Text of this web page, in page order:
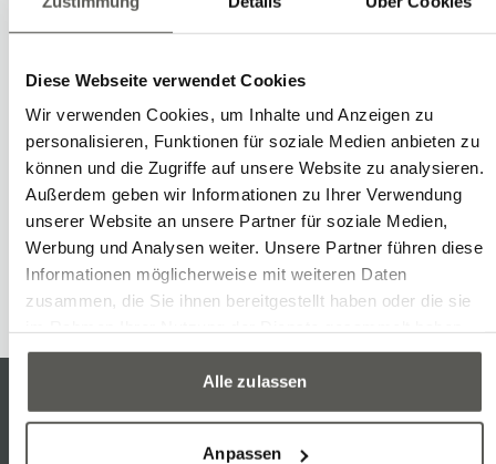
Diese Webseite verwendet Cookies
Wir verwenden Cookies, um Inhalte und Anzeigen zu
personalisieren, Funktionen für soziale Medien anbieten zu
können und die Zugriffe auf unsere Website zu analysieren.
Außerdem geben wir Informationen zu Ihrer Verwendung
unserer Website an unsere Partner für soziale Medien,
Werbung und Analysen weiter. Unsere Partner führen diese
Informationen möglicherweise mit weiteren Daten
zusammen, die Sie ihnen bereitgestellt haben oder die sie
Alle zulassen
Anpassen
Learn more